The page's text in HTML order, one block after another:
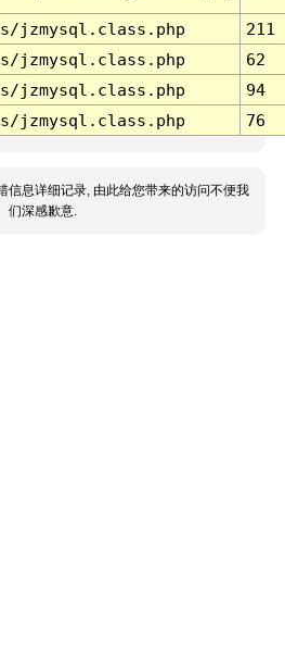
jzmysql.class.php
211
jzmysql.class.php
62
jzmysql.class.php
94
jzmysql.class.php 76
信息详细记录, 由此给您带来的访问不便我
们深感歉意.